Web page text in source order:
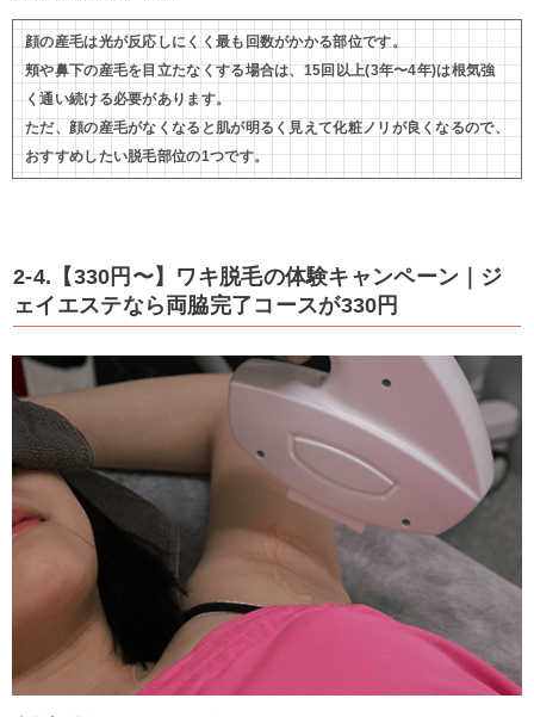
顔の産毛は光が反応しにくく最も回数がかかる部位です。
頬や鼻下の産毛を目立たなくする場合は、15回以上(3年〜4年)は根気強
く通い続ける必要があります。
ただ、顔の産毛がなくなると肌が明るく見えて化粧ノリが良くなるので、
おすすめしたい脱毛部位の1つです。
2-4.【330円〜】ワキ脱毛の体験キャンペーン｜ジ
ェイエステなら両脇完了コースが330円